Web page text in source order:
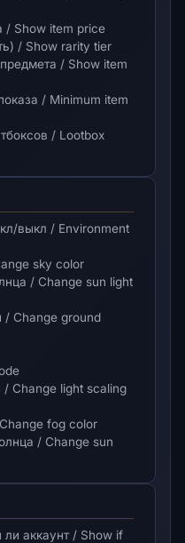
/ Show item price
/ Show rarity tier
/ Show item
/ Minimum item
/ Lootbox
выкл / Environment
sky color
/ Change sun light
/ Change ground
/ Change light scaling
fog color
/ Change sun
аккаунт / Show if